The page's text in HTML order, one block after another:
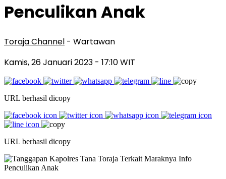
Penculikan Anak
Toraja Channel - Wartawan
Kamis, 26 Januari 2023 - 17:10 WIT
URL berhasil dicopy
URL berhasil dicopy